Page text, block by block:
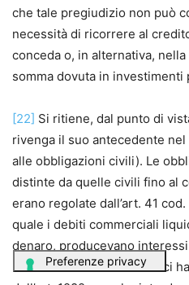
che tale pregiudizio non può
necessità di ricorrere al
conceda o, in alternativa,
somma dovuta in investimenti
[22] Si ritiene, dal punto di
rivenga il suo antecedente
alle obbligazioni civili). Le
distinte da quelle civili fino al
erano regolate dall’art. 41
quale i debiti commerciali
denaro, producevano
L’unificazione dei due codici